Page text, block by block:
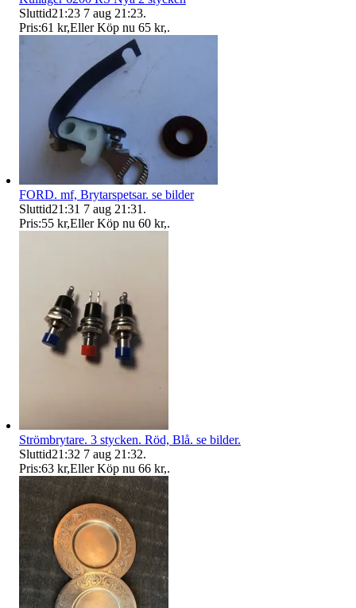
Sluttid21:23 7 aug 21:23.
Pris:61 kr,Eller Köp nu 65 kr,.
FORD. mf, Brytarspetsar. se bilder
Sluttid21:31 7 aug 21:31 .
Pris:55 kr,Eller Köp nu 60 kr,.
Strömbrytare. 3 stycken. Röd, Blå. se bilder.
Sluttid21:32 7 aug 21:32.
Pris:63 kr,Eller Köp nu 66 kr,.